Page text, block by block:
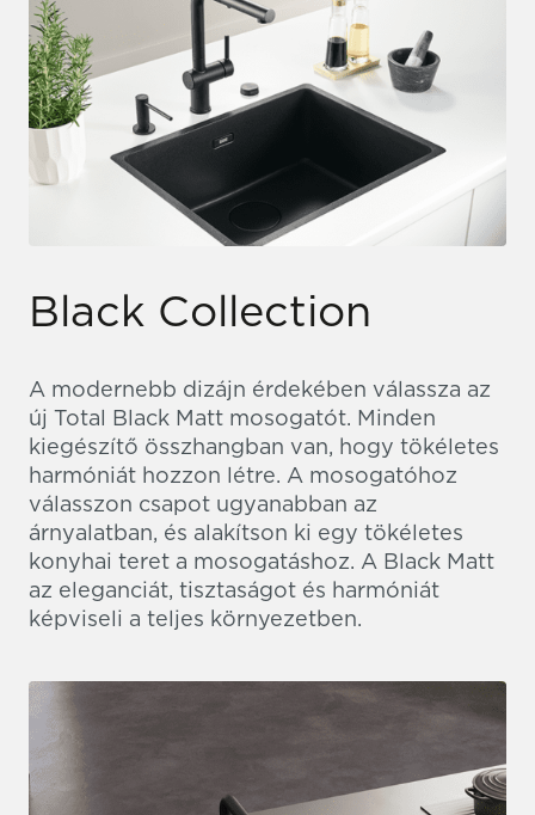
Black Collection
A modernebb dizájn érdekében válassza az
új Total Black Matt mosogatót. Minden
kiegészítő összhangban van, hogy tökéletes
harmóniát hozzon létre. A mosogatóhoz
válasszon csapot ugyanabban az
árnyalatban, és alakítson ki egy tökéletes
konyhai teret a mosogatáshoz. A Black Matt
az eleganciát, tisztaságot és harmóniát
képviseli a teljes környezetben.